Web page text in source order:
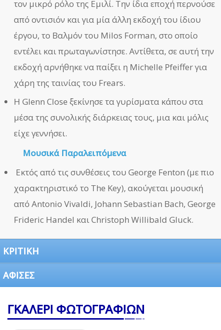
τον μικρό ρόλο της Εμιλί. Την ίδια εποχή περνούσε
από οντισιόν και για μία άλλη εκδοχή του ίδιου
έργου, το Βαλμόν του Milos Forman, στο οποίο
εντέλει και πρωταγωνίστησε. Αντίθετα, σε αυτή την
εκδοχή αρνήθηκε να παίξει η Michelle Pfeiffer για
χάρη της ταινίας του Frears.
Η Glenn Close ξεκίνησε τα γυρίσματα κάπου στα
μέσα της συνολικής διάρκειας τους, μια και μόλις
είχε γεννήσει.
Μουσικά Παραλειπόμενα
Εκτός από τις συνθέσεις του George Fenton (με πιο
χαρακτηριστικό το The Key), ακούγεται μουσική
από Antonio Vivaldi, Johann Sebastian Bach, George
Frideric Handel και Christoph Willibald Gluck.
ΚΡΙΤΙΚΗ
ΑΦΙΣΕΣ
ΓΚΑΛΕΡΙ ΦΩΤΟΓΡΑΦΙΩΝ